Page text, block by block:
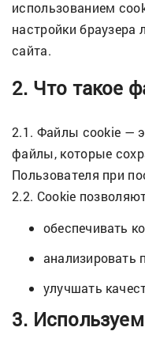
использованием
настройки браузера
сайта.
2. Что такое
2.1. Файлы cookie —
файлы, которые
Пользователя при
2.2. Cookie
обеспечивать
анализировать
улучшать
3.